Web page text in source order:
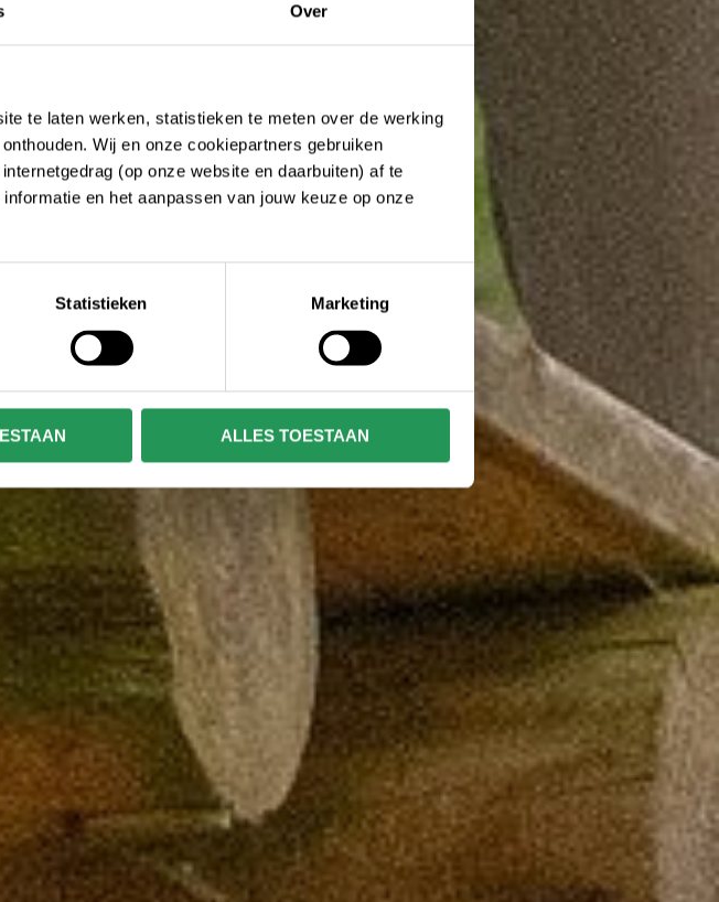
Over
te laten werken, statistieken te meten over de werking
Wij en onze cookiepartners gebruiken
(op onze website en daarbuiten) af te
en het aanpassen van jouw keuze op onze
Statistieken Marketing
ALLES TOESTAAN